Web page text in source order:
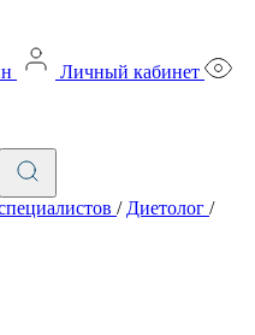
Личный кабинет
/ Диетолог /